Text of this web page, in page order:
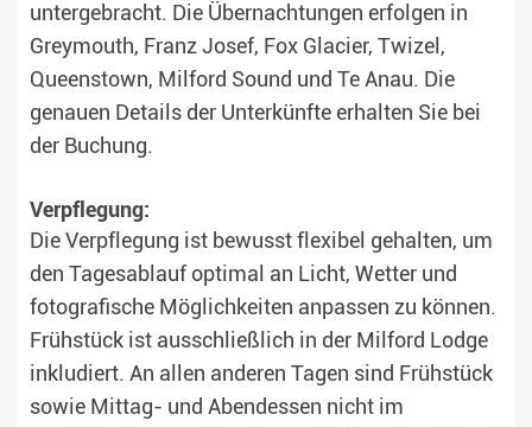
untergebracht. Die Übernachtungen erfolgen in
Greymouth, Franz Josef, Fox Glacier, Twizel,
Queenstown, Milford Sound und Te Anau. Die
genauen Details der Unterkünfte erhalten Sie bei
der Buchung.
Verpflegung:
Die Verpflegung ist bewusst flexibel gehalten, um
den Tagesablauf optimal an Licht, Wetter und
fotografische Möglichkeiten anpassen zu können.
Frühstück ist ausschließlich in der Milford Lodge
inkludiert. An allen anderen Tagen sind Frühstück
sowie Mittag- und Abendessen nicht im